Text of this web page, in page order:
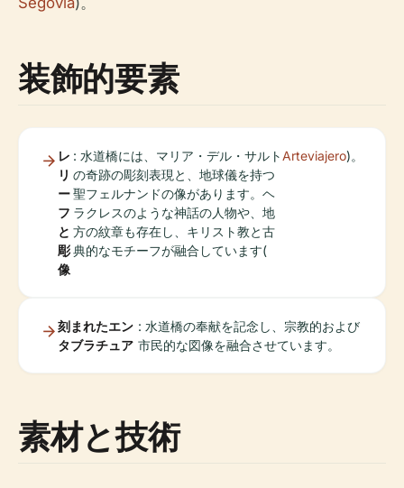
装飾的要素
レ
リ
ー
フ
と
彫
像
: 水道橋には、マリア・デル・サルト
の奇跡の彫刻表現と、地球儀を持つ
聖フェルナンドの像があります。ヘ
ラクレスのような神話の人物や、地
方の紋章も存在し、キリスト教と古
典的なモチーフが融合しています(
Arteviajero)。
刻まれたエン
タブラチュア
: 水道橋の奉献を記念し、宗教的および
市民的な図像を融合させています。
素材と技術